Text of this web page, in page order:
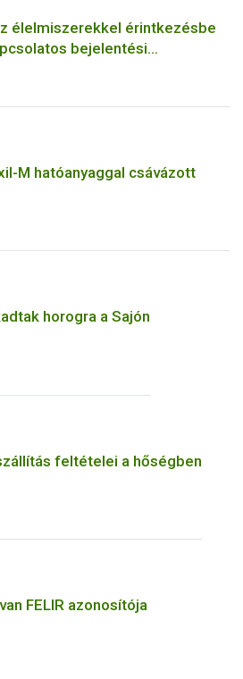
élelmiszerekkel érintkezésbe
bejelentési
M hatóanyaggal csávázott
horogra a Sajón
feltételei a hőségben
FELIR azonosítója